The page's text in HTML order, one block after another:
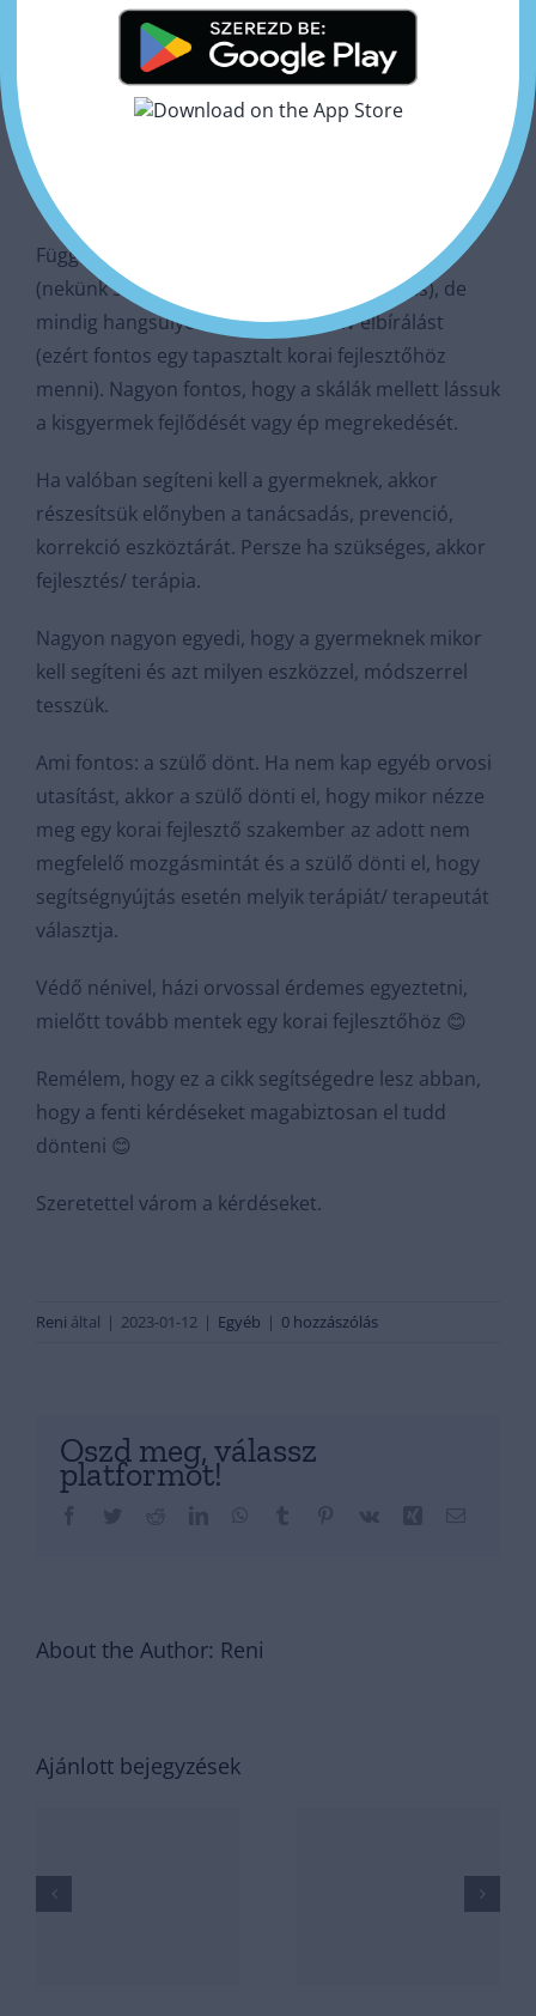
kétségbe, hogy jajj hát ezt nem is így kell csinálnia.
Örüljünk neki, bíztassuk, motiváljuk.
És persze figyeljük meg, hogyan változik egy
mozgásminta. Milyen irányba halad tovább->
rögzül (csak azt gyakorolja) vagy azért szépen
halad például a megkívánt mozgásminta irányába.
Független skálák használatára szükségünk van
(nekünk szakembereknek is és a szülőnek is), de
mindig hangsúlyozom az szubjektív elbírálást
(ezért fontos egy tapasztalt korai fejlesztőhöz
menni). Nagyon fontos, hogy a skálák mellett lássuk
a kisgyermek fejlődését vagy ép megrekedését.
Ha valóban segíteni kell a gyermeknek, akkor
részesítsük előnyben a tanácsadás, prevenció,
korrekció eszköztárát. Persze ha szükséges, akkor
fejlesztés/ terápia.
Nagyon nagyon egyedi, hogy a gyermeknek mikor
kell segíteni és azt milyen eszközzel, módszerrel
tesszük.
Ami fontos: a szülő dönt. Ha nem kap egyéb orvosi
utasítást, akkor a szülő dönti el, hogy mikor nézze
meg egy korai fejlesztő szakember az adott nem
megfelelő mozgásmintát és a szülő dönti el, hogy
segítségnyújtás esetén melyik terápiát/ terapeutát
választja.
Védő nénivel, házi orvossal érdemes egyeztetni,
mielőtt tovább mentek egy korai fejlesztőhöz 😊
Remélem, hogy ez a cikk segítségedre lesz abban,
hogy a fenti kérdéseket magabiztosan el tudd
dönteni 😊
Szeretettel várom a kérdéseket.
Reni által | 2023-01-12 | Egyéb | 0 hozzászólás
Oszd meg, válassz
platformot!
About the Author: Reni
Ajánlott bejegyzések
0-2 éves
A baba
alvási